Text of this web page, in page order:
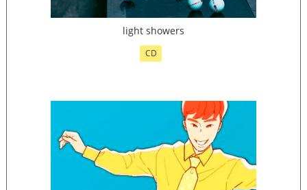
light showers
CD